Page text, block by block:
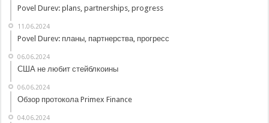
Povel Durev: plans, partnerships, progress
11.06.2024
Povel Durev: планы, партнерства, прогресс
06.06.2024
США не любит стейблкоины
06.06.2024
Обзор протокола Primex Finance
04.06.2024